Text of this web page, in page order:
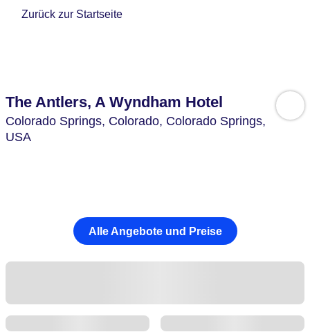
Zurück zur Startseite
The Antlers, A Wyndham Hotel
Colorado Springs, Colorado, Colorado Springs,
USA
Alle Angebote und Preise